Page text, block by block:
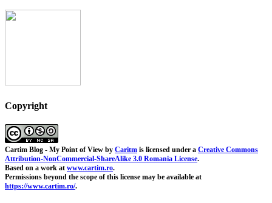
Copyright
Cartim Blog - My Point of View by Caritm is licensed under a Creative Commons
Attribution-NonCommercial-ShareAlike 3.0 Romania License.
Based on a work at www.cartim.ro.
Permissions beyond the scope of this license may be available at
https://www.cartim.ro/.